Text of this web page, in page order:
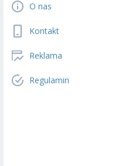
O nas
Kontakt
Reklama
Regulamin